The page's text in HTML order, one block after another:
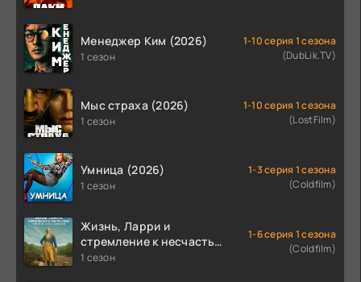
Менеджер Ким (2026)
1 сезон
1-10 серия 1 сезона
(DubLik.TV)
Мыс страха (2026)
1 сезон
1-10 серия 1 сезона
(LostFilm)
Умница (2026)
1 сезон
1-3 серия 1 сезона
(Coldfilm)
Жизнь, Ларри и
стремление к несчастью:
Почти история Америки
1 сезон
1-6 серия 1 сезона
(Coldfilm)